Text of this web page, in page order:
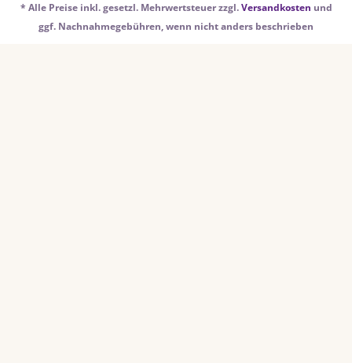
* Alle Preise inkl. gesetzl. Mehrwertsteuer zzgl.Versandkosten und
ggf. Nachnahmegebühren, wenn nicht anders beschrieben